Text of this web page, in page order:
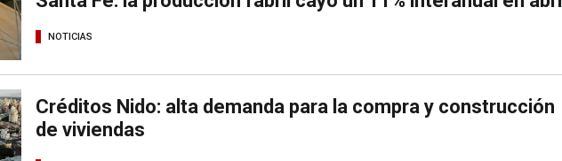
NOTICIAS
Créditos Nido: alta demanda para la compra y construcción
de viviendas